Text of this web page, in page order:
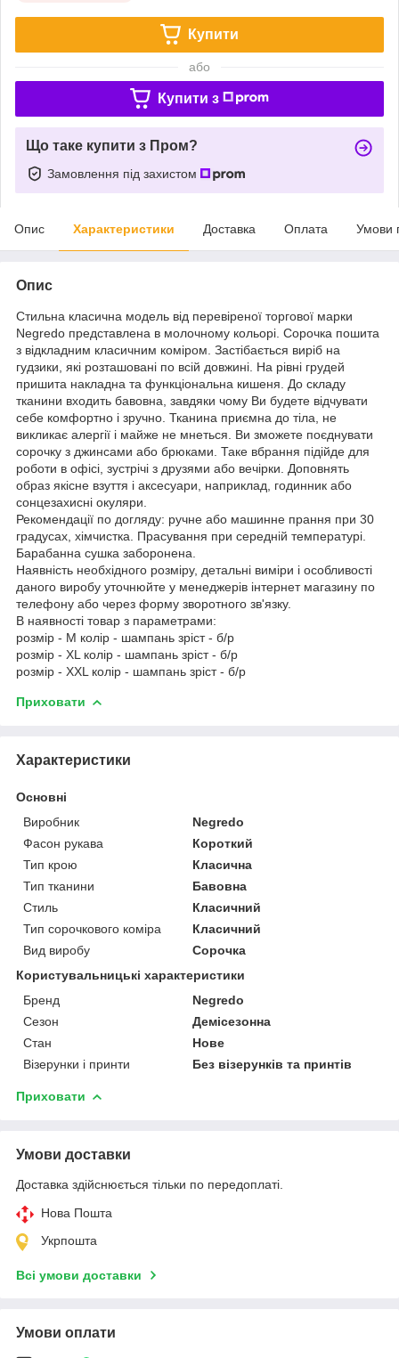
Купити
або
Купити з
Що таке купити з Пром?
Замовлення під захистом
Опис Характеристики Доставка Оплата Умови
Опис
Стильна класична модель від перевіреної торгової марки
Negredo представлена в молочному кольорі. Сорочка пошита
з відкладним класичним коміром. Застібається виріб на
гудзики, які розташовані по всій довжині. На рівні грудей
пришита накладна та функціональна кишеня. До складу
тканини входить бавовна, завдяки чому Ви будете відчувати
себе комфортно і зручно. Тканина приємна до тіла, не
викликає алергії і майже не мнеться. Ви зможете поєднувати
сорочку з джинсами або брюками. Таке вбрання підійде для
роботи в офісі, зустрічі з друзями або вечірки. Доповнять
образ якісне взуття і аксесуари, наприклад, годинник або
сонцезахисні окуляри.
Рекомендації по догляду: ручне або машинне прання при 30
градусах, хімчистка. Прасування при середній температурі.
Барабанна сушка заборонена.
Наявність необхідного розміру, детальні виміри і особливості
даного виробу уточнюйте у менеджерів інтернет магазину по
телефону або через форму зворотного зв'язку.
В наявності товар з параметрами:
розмір - M колір - шампань зріст - б/р
розмір - XL колір - шампань зріст - б/р
розмір - XXL колір - шампань зріст - б/р
Приховати
Характеристики
Основні
Виробник
Negredo
Фасон рукава
Короткий
Тип крою
Класична
Тип тканини
Бавовна
Стиль
Класичний
Тип сорочкового коміра
Класичний
Вид виробу
Сорочка
Користувальницькі характеристики
Бренд
Negredo
Сезон
Демісезонна
Стан
Нове
Візерунки і принти
Без візерунків та принтів
Приховати
Умови доставки
Доставка здійснюється тільки по передоплаті.
Нова Пошта
Укрпошта
Всі умови доставки
Умови оплати